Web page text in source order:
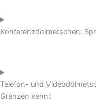
Konferenzdolmetschen:
Telefon- und
Grenzen kennt